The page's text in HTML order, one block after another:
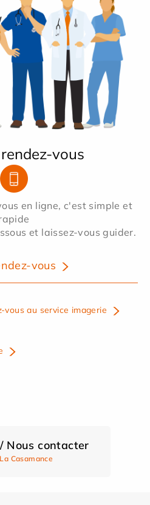
vous
en ligne, c'est simple et
et laissez-vous guider.
vous
vous au service imagerie
Nous contacter
Casamance